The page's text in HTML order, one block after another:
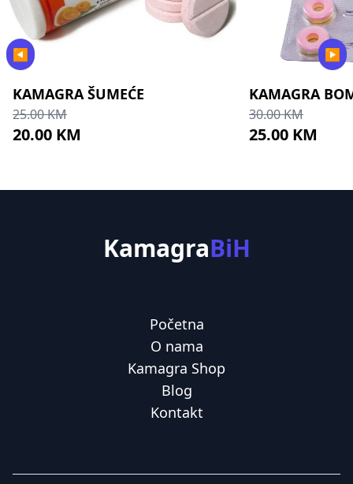
KAMAGRA ŠUMEĆE
25.00 KM
20.00 KM
KAMAGRA
30.00 KM
25.00 KM
◀ ▶
KamagraBiH
Početna
O nama
Kamagra Shop
Blog
Kontakt